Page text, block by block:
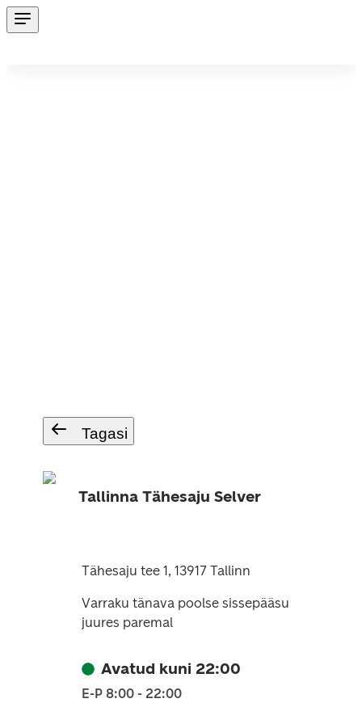
Tagasi
Tallinna Tähesaju Selver
Tähesaju tee 1, 13917 Tallinn
Varraku tänava poolse sissepääsu
juures paremal
Avatud kuni 22:00
E-P 8:00 - 22:00